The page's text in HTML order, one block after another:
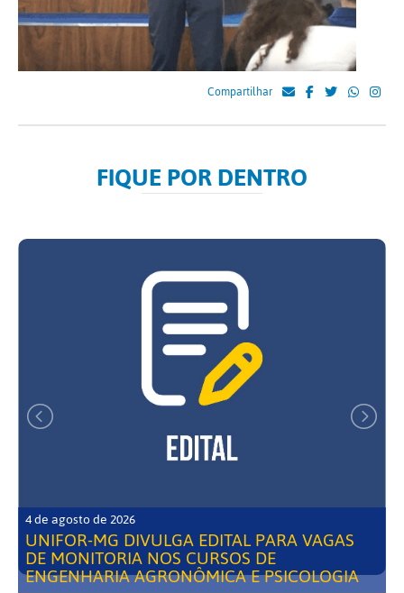
Compartilhar
FIQUE POR DENTRO
4 de agosto de 2026
UNIFOR-MG DIVULGA EDITAL PARA VAGAS
DE MONITORIA NOS CURSOS DE
ENGENHARIA AGRONÔMICA E PSICOLOGIA